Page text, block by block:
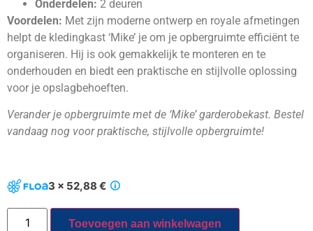
Onderdelen: 2 deuren
Voordelen: Met zijn moderne ontwerp en royale afmetingen
helpt de kledingkast ‘Mike’ je om je opbergruimte efficiënt te
organiseren. Hij is ook gemakkelijk te monteren en te
onderhouden en biedt een praktische en stijlvolle oplossing
voor je opslagbehoeften.
Verander je opbergruimte met de ‘Mike’ garderobekast. Bestel
vandaag nog voor praktische, stijlvolle opbergruimte!
3 x 52,88 €
Toevoegen aan winkelwagen